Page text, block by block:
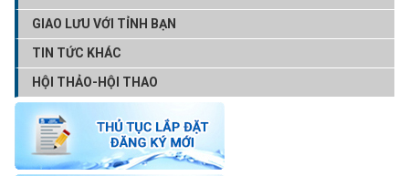
GIAO LƯU VỚI TỈNH BẠN
TIN TỨC KHÁC
HỘI THẢO-HỘI THAO